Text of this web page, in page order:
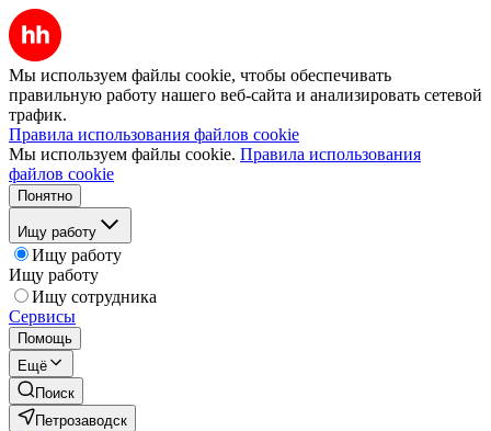
Мы используем файлы cookie, чтобы обеспечивать
правильную работу нашего веб-сайта и анализировать сетевой
трафик.
Правила использования файлов cookie
Мы используем файлы cookie. Правила использования
файлов cookie
Понятно
Ищу работу
Ищу работу
Ищу работу
Ищу сотрудника
Сервисы
Помощь
Ещё
Поиск
Петрозаводск